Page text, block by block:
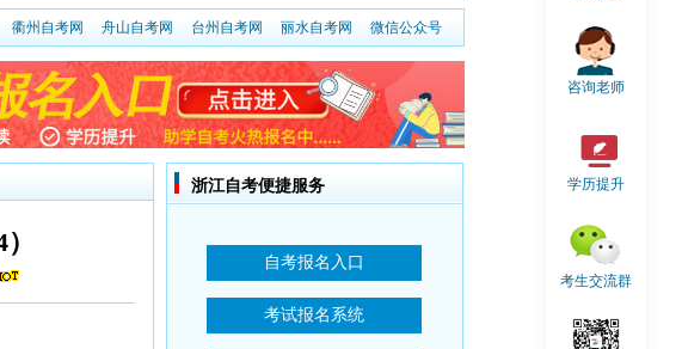
衢州自考网 舟山自考网 台州自考网 丽水自考网 微信公众号
浙江自考便捷服务
咨询老师
学历提升
考生交流群